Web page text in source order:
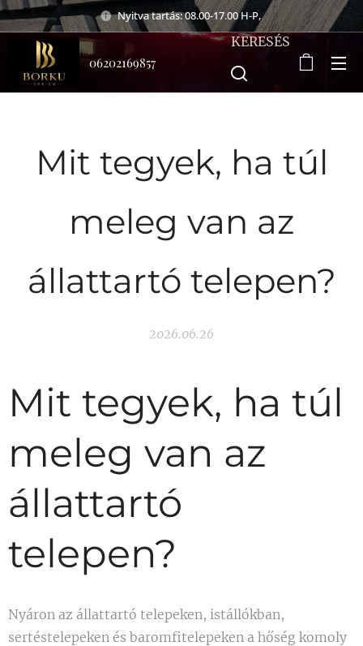
Nyitva tartás: 08.00-17.00 H-P,
06202169857
KERESÉS
Mit tegyek, ha túl
meleg van az
állattartó telepen?
2026.06.26
Mit tegyek, ha túl
meleg van az
állattartó
telepen?
Nyáron az állattartó telepeken, istállókban,
sertéstelepeken és baromfitelepeken a hőség komoly